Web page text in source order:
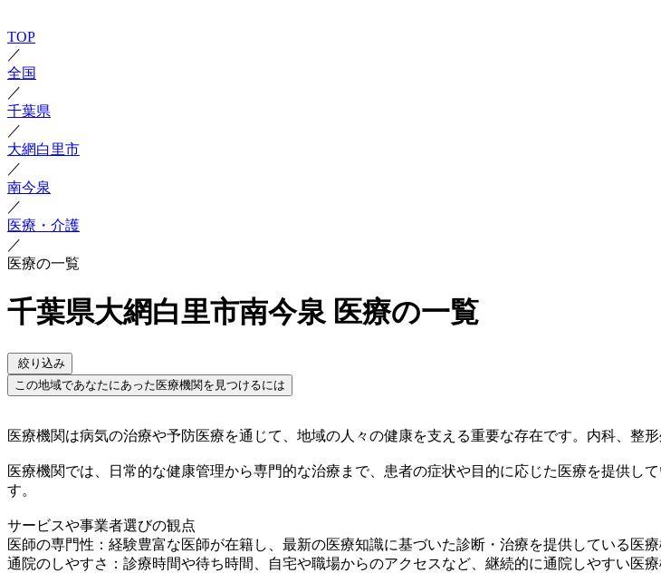
TOP
／
全国
／
千葉県
／
大網白里市
／
南今泉
／
医療・介護
／
医療の一覧
千葉県大網白里市南今泉 医療の一覧
絞り込み
この地域であなたにあった医療機関を見つけるには
医療機関は病気の治療や予防医療を通じて、地域の人々の健康を支える重要な存在です。内科、整
医療機関では、日常的な健康管理から専門的な治療まで、患者の症状や目的に応じた医療を提供し
す。
サービスや事業者選びの観点
医師の専門性：経験豊富な医師が在籍し、最新の医療知識に基づいた診断・治療を提供している医
通院のしやすさ：診療時間や待ち時間、自宅や職場からのアクセスなど、継続的に通院しやすい医